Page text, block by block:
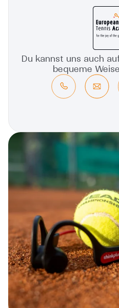
Du kannst uns auch
bequeme